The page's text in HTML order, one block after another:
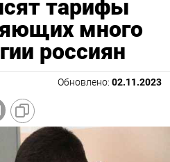
тарифы
много
россиян
Обновлено: 02.11.2023